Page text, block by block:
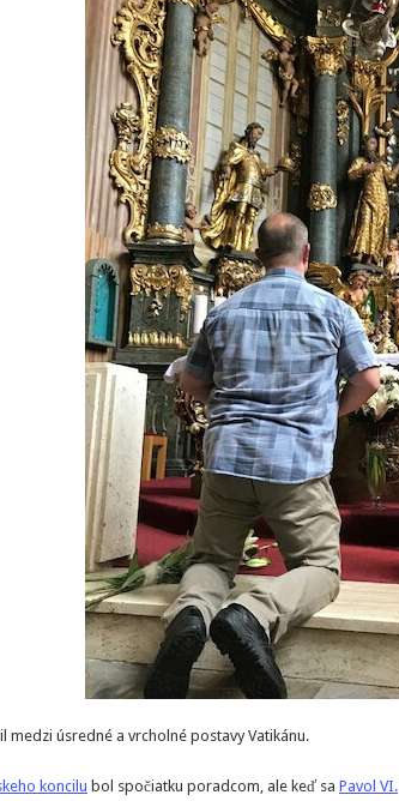
medzi úsredné a vrcholné postavy Vatikánu.
koncilu bol spočiatku poradcom, ale keď sa Pavol VI.